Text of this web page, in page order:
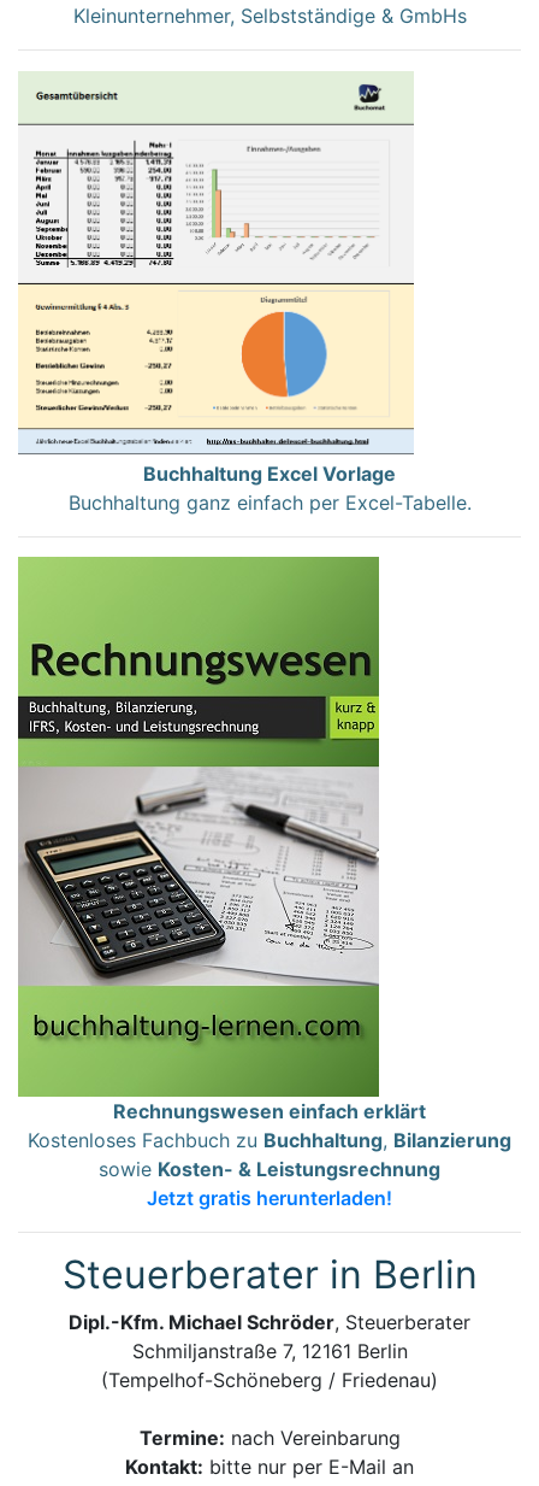
Kleinunternehmer, Selbstständige & GmbHs
Buchhaltung Excel Vorlage
Buchhaltung ganz einfach per Excel-Tabelle.
Rechnungswesen einfach erklärt
Kostenloses Fachbuch zu Buchhaltung, Bilanzierung
sowie Kosten- & Leistungsrechnung
Jetzt gratis herunterladen!
Steuerberater in Berlin
Dipl.-Kfm. Michael Schröder, Steuerberater
Schmiljanstraße 7, 12161 Berlin
(Tempelhof-Schöneberg / Friedenau)
Termine: nach Vereinbarung
Kontakt: bitte nur per E-Mail an